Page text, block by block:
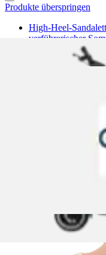
Produkte überspringen
High-Heel-
verführerischer
LASCANA Belle
Ursprünglicher Preis